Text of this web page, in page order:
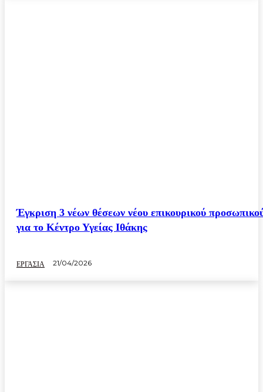
Έγκριση 3 νέων θέσεων νέου επικουρικού
για το Κέντρο Υγείας Ιθάκης
ΕΡΓΑΣΙΑ 21/04/2026